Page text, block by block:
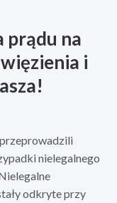
prądu na
i
nielegalnego
odkryte przy